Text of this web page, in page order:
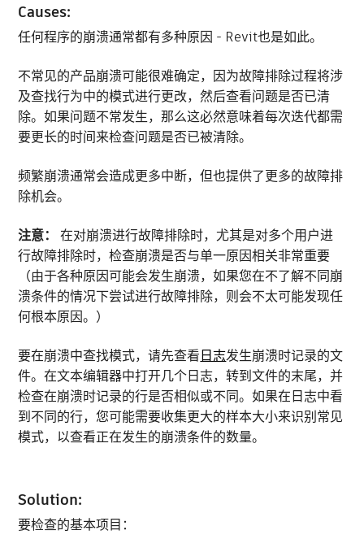
Causes:
任何程序的崩溃通常都有多种原因 - Revit也是如此。
不常见的产品崩溃可能很难确定，因为故障排除过程将涉
及查找行为中的模式进行更改，然后查看问题是否已清
除。如果问题不常发生，那么这必然意味着每次迭代都需
要更长的时间来检查问题是否已被清除。
频繁崩溃通常会造成更多中断，但也提供了更多的故障排
除机会。
注意：在对崩溃进行故障排除时，尤其是对多个用户进
行故障排除时，检查崩溃是否与单一原因相关非常重要
（由于各种原因可能会发生崩溃，如果您在不了解不同崩
溃条件的情况下尝试进行故障排除，则会不太可能发现任
何根本原因。）
要在崩溃中查找模式，请先查看日志发生崩溃时记录的文
件。在文本编辑器中打开几个日志，转到文件的末尾，并
检查在崩溃时记录的行是否相似或不同。如果在日志中看
到不同的行，您可能需要收集更大的样本大小来识别常见
模式，以查看正在发生的崩溃条件的数量。
Solution:
要检查的基本项目：